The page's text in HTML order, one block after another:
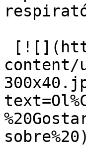
content/
sobre%20)